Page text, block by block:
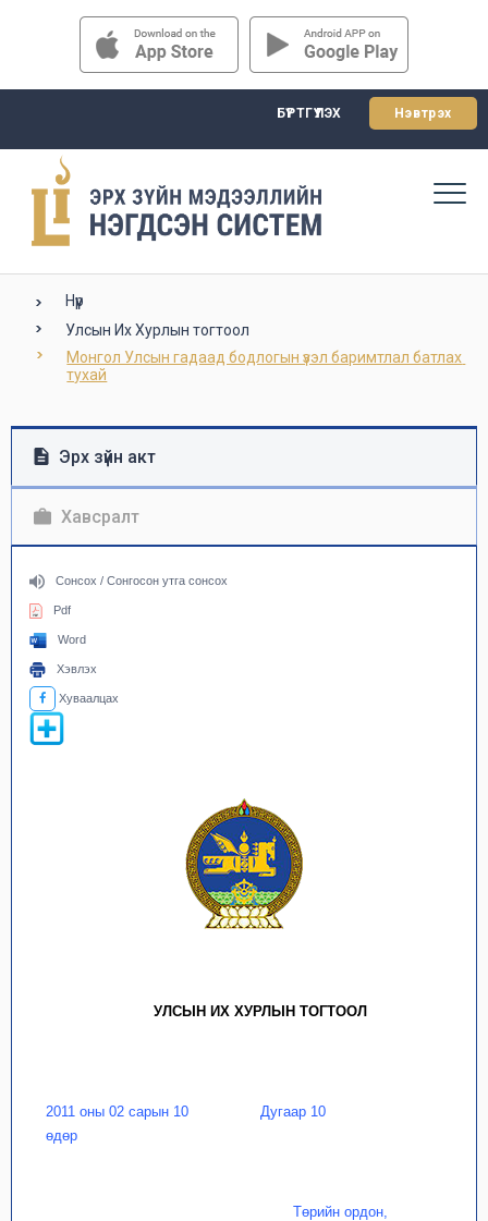
БҮРТГҮҮЛЭХ Нэвтрэх
Нүүр
Улсын Их Хурлын тогтоол
Монгол Улсын гадаад бодлогын үзэл баримтлал батлах
тухай
Эрх зүйн акт
Хавсралт
Сонсох / Сонгосон утга сонсох
Pdf
Word
Хэвлэх
Хуваалцах
УЛСЫН ИХ ХУРЛЫН ТОГТООЛ
2011 оны 02 сарын 10
өдөр
Дугаар 10
Төрийн ордон,